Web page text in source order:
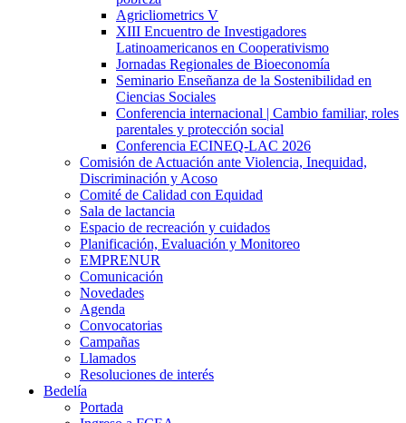
Agricliometrics V
XIII Encuentro de Investigadores
Latinoamericanos en Cooperativismo
Jornadas Regionales de Bioeconomía
Seminario Enseñanza de la Sostenibilidad en
Ciencias Sociales
Conferencia internacional | Cambio familiar, roles
parentales y protección social
Conferencia ECINEQ-LAC 2026
Comisión de Actuación ante Violencia, Inequidad,
Discriminación y Acoso
Comité de Calidad con Equidad
Sala de lactancia
Espacio de recreación y cuidados
Planificación, Evaluación y Monitoreo
EMPRENUR
Comunicación
Novedades
Agenda
Convocatorias
Campañas
Llamados
Resoluciones de interés
Bedelía
Portada